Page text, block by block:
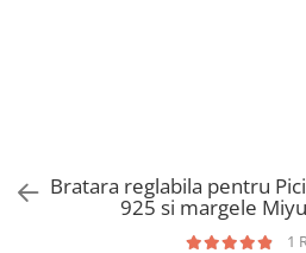
Coliere Transparente cu Flori
Coliere Transparente cu Animale
Bratara reglabila pentru
925 si margele
1